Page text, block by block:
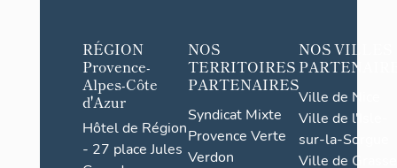
RÉGION
Provence-
Alpes-Côte
d'Azur
Hôtel de Région
- 27 place Jules
NOS
TERRITOIRES
PARTENAIRES
Syndicat Mixte
Provence Verte
Verdon
NOS VILLES
Ville de Nice
Ville de l'Isle-
sur-la-Sorgue
Ville de Grasse